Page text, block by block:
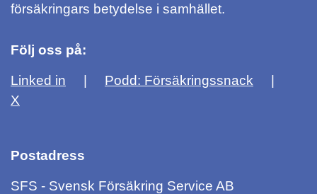
försäkringars betydelse i samhället.
Följ oss på:
Linked in
Podd: Försäkringssnack
X
Postadress
SFS - Svensk Försäkring Service AB